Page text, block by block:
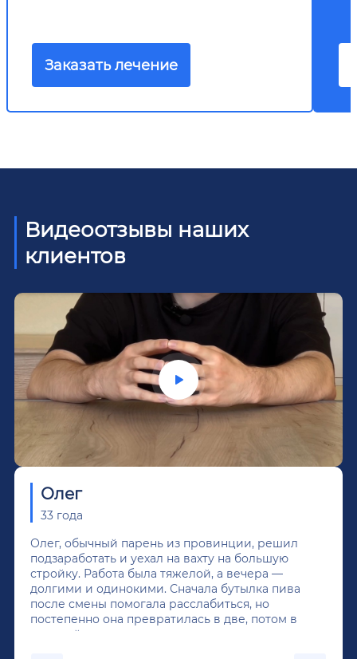
Заказать лечение
Видеоотзывы наших
клиентов
Олег
33 года
Олег, обычный парень из провинции, решил
подзаработать и уехал на вахту на большую
стройку. Работа была тяжелой, а вечера —
долгими и одинокими. Сначала бутылка пива
после смены помогала расслабиться, но
постепенно она превратилась в две, потом в
крепкий алкоголь, и вот он уже пил почти